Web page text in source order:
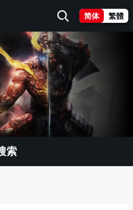
简体 繁體
索